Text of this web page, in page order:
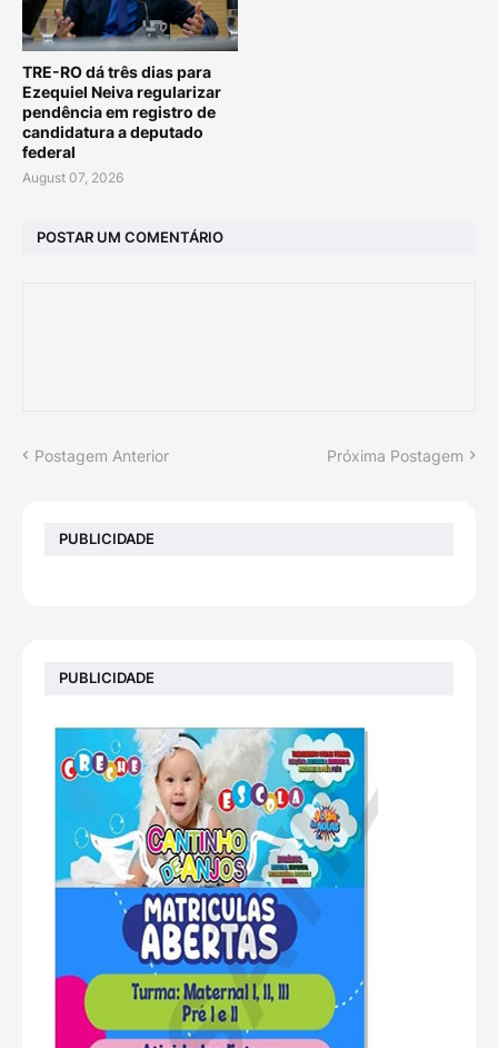
TRE-RO dá três dias para
Ezequiel Neiva regularizar
pendência em registro de
candidatura a deputado
federal
August 07, 2026
POSTAR UM COMENTÁRIO
Postagem Anterior Próxima Postagem
PUBLICIDADE
PUBLICIDADE